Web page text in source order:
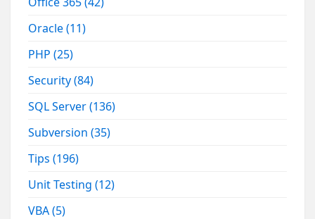
Oracle(11)
PHP(25)
Security(84)
SQL Server(136)
Subversion(35)
Tips(196)
Unit Testing(12)
VBA(5)